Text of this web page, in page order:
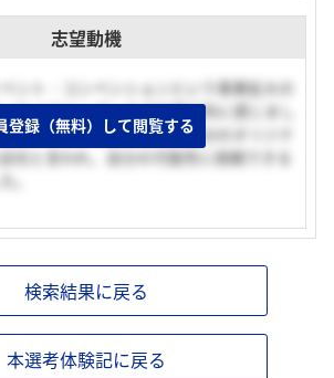
志望動機
ント・コンベンションという事業拡大の
れようとしている点を魅力的に感じまし
風、そして先輩訪問では自分のオリジナ
社と言われ、自分の可能性に挑戦できる
。
登録（無料）して閲覧する
検索結果に戻る
本選考体験記に戻る